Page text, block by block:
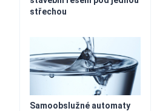
střechou
Samoobslužné automaty